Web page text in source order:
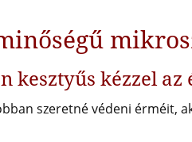
kesztyűs kézzel
szeretné védeni érméit,